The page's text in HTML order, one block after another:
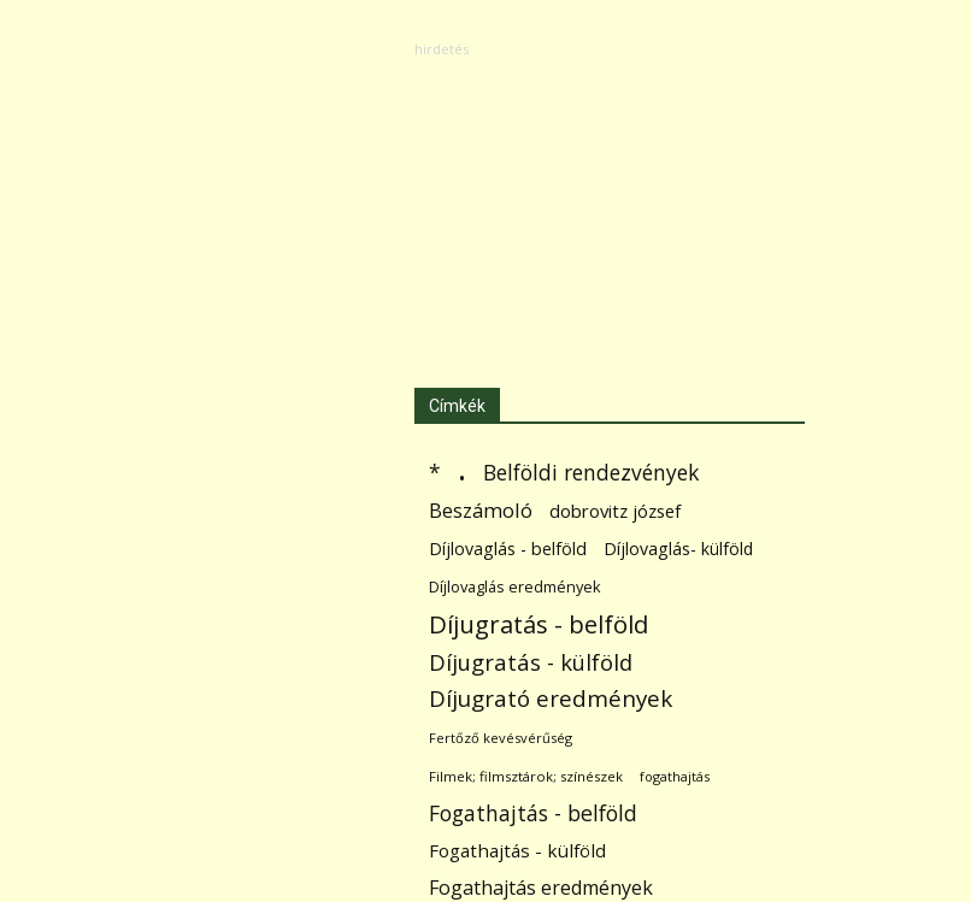
Címkék
* . Belföldi rendezvények
Beszámoló dobrovitz józsef
Díjlovaglás - belföld Díjlovaglás- külföld
Díjlovaglás eredmények
Díjugratás - belföld
Díjugratás - külföld
Díjugrató eredmények
Fertőző kevésvérűség
Filmek; filmsztárok; színészek fogathajtás
Fogathajtás - belföld
Fogathajtás - külföld
Fogathajtás eredmények